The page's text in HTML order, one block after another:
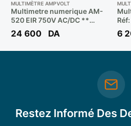
MULTIMÈTRE AMPVOLT
Multimetre numerique AM-
520 EIR 750V AC/DC **
AMPROB
24 600 DA 6
Restez Informé Des